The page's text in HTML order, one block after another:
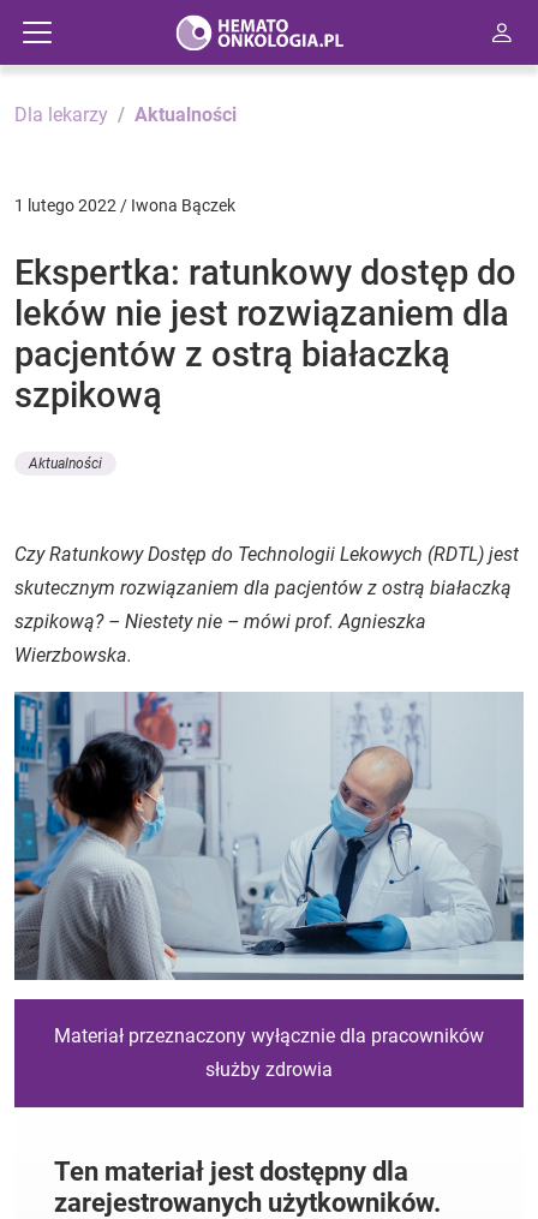
Dla lekarzy Aktualności
1 lutego 2022 / Iwona Bączek
Ekspertka: ratunkowy dostęp do
leków nie jest rozwiązaniem dla
pacjentów z ostrą białaczką
szpikową
Aktualności
Czy Ratunkowy Dostęp do Technologii Lekowych (RDTL) jest
skutecznym rozwiązaniem dla pacjentów z ostrą białaczką
szpikową? – Niestety nie – mówi prof. Agnieszka
Wierzbowska.
Materiał przeznaczony wyłącznie dla pracowników
służby zdrowia
Ten materiał jest dostępny dla
zarejestrowanych użytkowników.